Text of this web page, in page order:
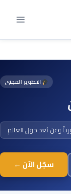
التطوير المهني
وعن بُعد حول العالم
سجّل الآن ←